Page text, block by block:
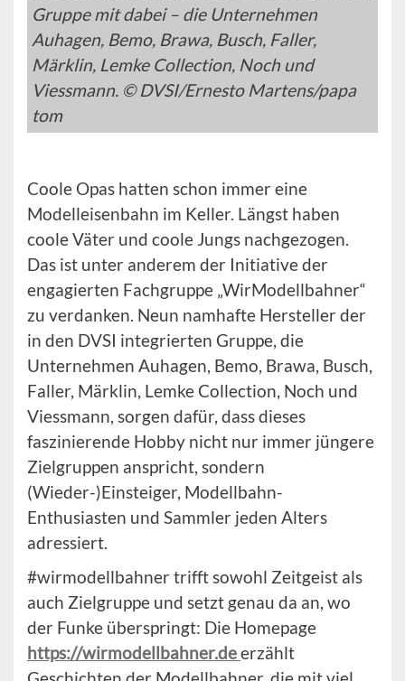
Gruppe mit dabei – die Unternehmen
Auhagen, Bemo, Brawa, Busch, Faller,
Märklin, Lemke Collection, Noch und
Viessmann. © DVSI/Ernesto Martens/papa
tom
Coole Opas hatten schon immer eine
Modelleisenbahn im Keller. Längst haben
coole Väter und coole Jungs nachgezogen.
Das ist unter anderem der Initiative der
engagierten Fachgruppe „WirModellbahner“
zu verdanken. Neun namhafte Hersteller der
in den DVSI integrierten Gruppe, die
Unternehmen Auhagen, Bemo, Brawa, Busch,
Faller, Märklin, Lemke Collection, Noch und
Viessmann, sorgen dafür, dass dieses
faszinierende Hobby nicht nur immer jüngere
Zielgruppen anspricht, sondern
(Wieder-)Einsteiger, Modellbahn-
Enthusiasten und Sammler jeden Alters
adressiert.
#wirmodellbahner trifft sowohl Zeitgeist als
auch Zielgruppe und setzt genau da an, wo
der Funke überspringt: Die Homepage
https://wirmodellbahner.deerzählt